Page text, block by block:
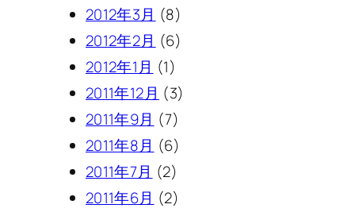
2012年3月 (8)
2012年2月 (6)
2012年1月 (1)
2011年12月 (3)
2011年9月 (7)
2011年8月 (6)
2011年7月 (2)
2011年6月 (2)